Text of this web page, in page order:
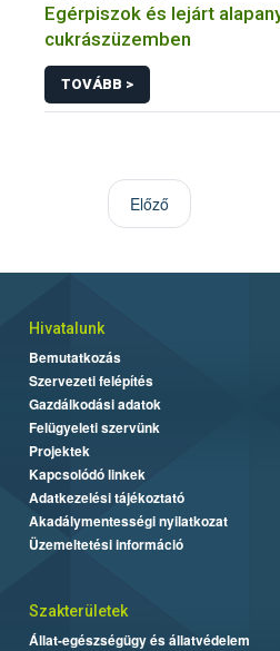
Egérpiszok és lejárt
cukrászüzemben
TOVÁBB >
Előző
Hivatalunk
Bemutatkozás
Szervezeti felépítés
Gazdálkodási adatok
Felügyeleti szervünk
Projektek
Kapcsolódó linkek
Adatkezelési tájékoztató
Akadálymentességi nyilatkozat
Üzemeltetési információ
Szakterületek
Állat-egészségügy és állatvédelem